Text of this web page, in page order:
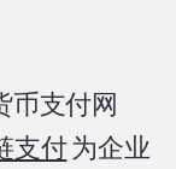
币支付网
支付为企业